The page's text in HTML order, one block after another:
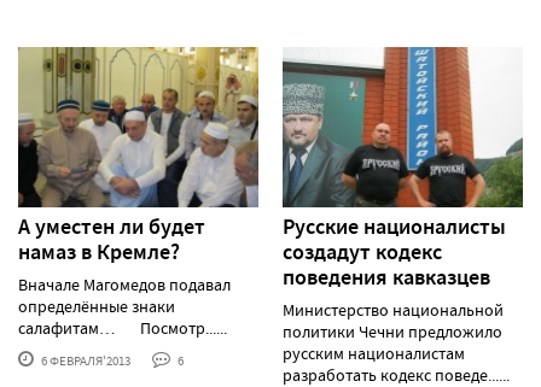
А уместен ли будет
намаз в Кремле?
Вначале Магомедов подавал
определённые знаки
салафитам… Посмотр......
6 ФЕВРАЛЯ'2013 6
Русские националисты
создадут кодекс
поведения кавказцев
Министерство национальной
политики Чечни предложило
русским националистам
разработать кодекс поведе......